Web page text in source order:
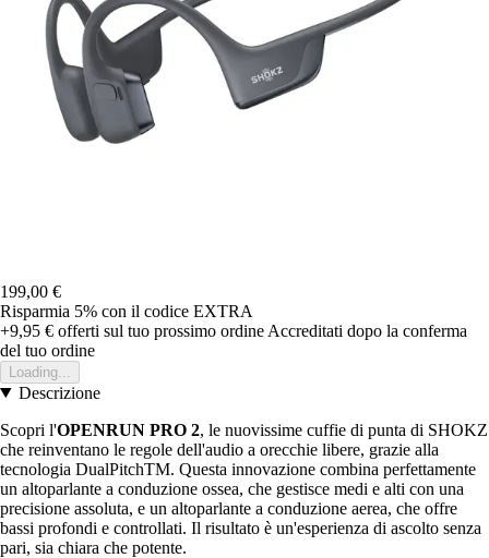
199,00 €
Risparmia 5% con il codice EXTRA
+9,95 € offerti sul tuo prossimo ordine Accreditati dopo la conferma
del tuo ordine
Loading...
Descrizione
Scopri l'OPENRUN PRO 2, le nuovissime cuffie di punta di SHOKZ
che reinventano le regole dell'audio a orecchie libere, grazie alla
tecnologia DualPitchTM. Questa innovazione combina perfettamente
un altoparlante a conduzione ossea, che gestisce medi e alti con una
precisione assoluta, e un altoparlante a conduzione aerea, che offre
bassi profondi e controllati. Il risultato è un'esperienza di ascolto senza
pari, sia chiara che potente.